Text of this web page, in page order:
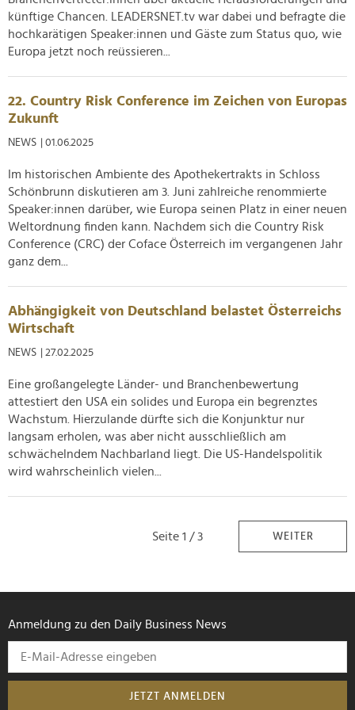
Partner führen diese Informationen möglicherweise mit
weiteren Daten zusammen, die Sie ihnen bereitgestellt
haben oder die sie im Rahmen Ihrer Nutzung der Dienste
künftige Chancen. LEADERSNET.tv war dabei und befragte die
hochkarätigen Speaker:innen und Gäste zum Status quo, wie
Europa jetzt noch reüssieren...
22. Country Risk Conference im Zeichen von Europas
Zukunft
NEWS | 01.06.2025
Im historischen Ambiente des Apothekertrakts in Schloss
Schönbrunn diskutieren am 3. Juni zahlreiche renommierte
Speaker:innen darüber, wie Europa seinen Platz in einer neuen
Weltordnung finden kann. Nachdem sich die Country Risk
Conference (CRC) der Coface Österreich im vergangenen Jahr
ganz dem...
Abhängigkeit von Deutschland belastet Österreichs
Wirtschaft
NEWS | 27.02.2025
Eine großangelegte Länder- und Branchenbewertung
attestiert den USA ein solides und Europa ein begrenztes
Wachstum. Hierzulande dürfte sich die Konjunktur nur
langsam erholen, was aber nicht ausschließlich am
schwächelndem Nachbarland liegt. Die US-Handelspolitik
wird wahrscheinlich vielen...
Seite 1 / 3 WEITER
Anmeldung zu den Daily Business News
JETZT ANMELDEN